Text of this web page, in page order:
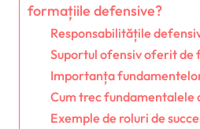
formațiile defensive?
Responsabilitățile
Suportul ofensiv oferit de
Importanța
Cum trec fundamentalele
Exemple de roluri de